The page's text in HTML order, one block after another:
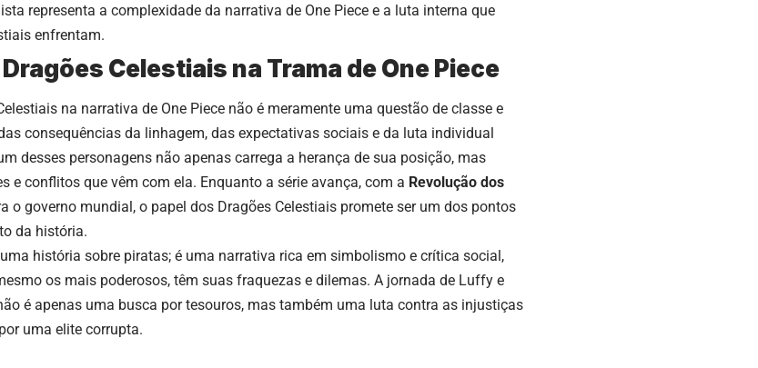
representa a complexidade da narrativa de One Piece e a luta interna que
enfrentam.
Celestiais na Trama de One Piece
na narrativa de One Piece não é meramente uma questão de classe e
consequências da linhagem, das expectativas sociais e da luta individual
desses personagens não apenas carrega a herança de sua posição, mas
e conflitos que vêm com ela. Enquanto a série avança, com a Revolução dos
o governo mundial, o papel dos Dragões Celestiais promete ser um dos pontos
da história.
história sobre piratas; é uma narrativa rica em simbolismo e crítica social,
os mais poderosos, têm suas fraquezas e dilemas. A jornada de Luffy e
é apenas uma busca por tesouros, mas também uma luta contra as injustiças
uma elite corrupta.